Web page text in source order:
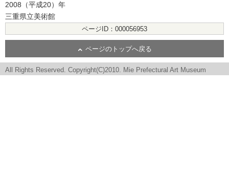
2008（平成20）年
三重県立美術館
ページID：000056953
ページのトップへ戻る
All Rights Reserved. Copyright(C)2010. Mie Prefectural Art Museum